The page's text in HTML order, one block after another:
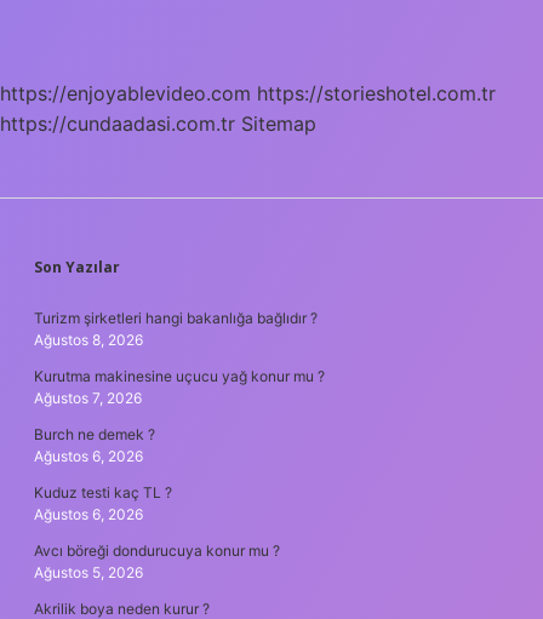
https://enjoyablevideo.com https://storieshotel.com.tr
https://cundaadasi.com.tr Sitemap
SIDEBAR
Son Yazılar
Turizm şirketleri hangi bakanlığa bağlıdır ?
Ağustos 8, 2026
Kurutma makinesine uçucu yağ konur mu ?
Ağustos 7, 2026
Burch ne demek ?
Ağustos 6, 2026
Kuduz testi kaç TL ?
Ağustos 6, 2026
Avcı böreği dondurucuya konur mu ?
Ağustos 5, 2026
Akrilik boya neden kurur ?